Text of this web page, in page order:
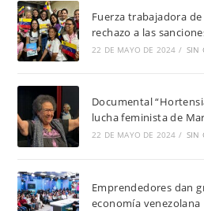
Fuerza trabajadora
rechazo a las
22 DE MAYO DE 2024 / SIN
Documental
lucha feminista de
22 DE MAYO DE 2024 / SIN
Emprendedores dan
economía venezolana